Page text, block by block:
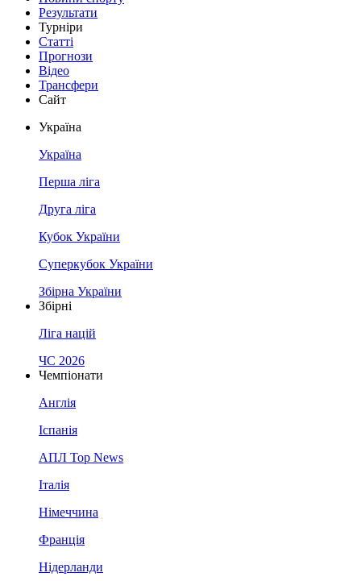
Результати
Турніри
Статті
Прогнози
Відео
Трансфери
Сайт
Україна
Україна
Перша ліга
Друга ліга
Кубок України
Суперкубок України
Збірна України
Збірні
Ліга націй
ЧС 2026
Чемпіонати
Англія
Іспанія
АПЛ Top News
Італія
Німеччина
Франція
Нідерланди